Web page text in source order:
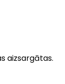
aizsargātas.